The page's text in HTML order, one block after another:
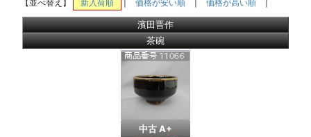
【並べ替え】 新入荷順 価格が安い順 価格が高い順
濱田晋作
茶碗
中古 A+